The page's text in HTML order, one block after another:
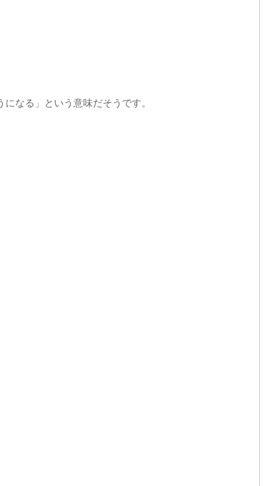
なる」という意味だそうです。